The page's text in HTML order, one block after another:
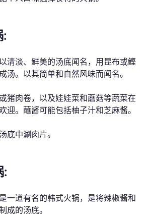
:
清淡、鲜美的汤底闻名，用昆布或鲣
汤。以其简单和自然风味而闻名。
猪肉卷，以及娃娃菜和蘑菇等蔬菜在
迎。蘸酱可能包括柚子汁和芝麻酱。
底中涮肉片。
:
一道有名的韩式火锅，是将辣椒酱和
成的汤底。